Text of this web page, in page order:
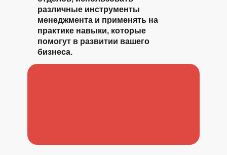
различные инструменты
менеджмента и применять на
практике навыки, которые
помогут в развитии вашего
бизнеса.